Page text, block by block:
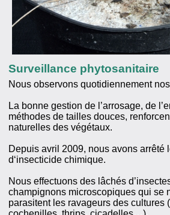
Surveillance phytosanitaire
Nous observons quotidiennement
La bonne gestion de l’arrosage, de
méthodes de tailles douces,
naturelles des végétaux.
Depuis avril 2009, nous avons arrêté
d‘insecticide chimique.
Nous effectuons des lâchés
champignons microscopiques qui se
parasitent les ravageurs des cultures